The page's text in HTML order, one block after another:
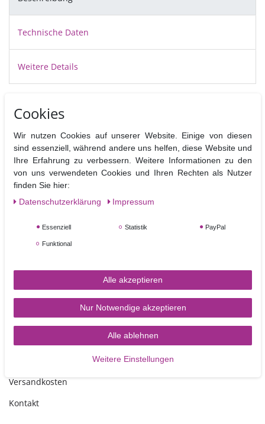
Technische Daten
Weitere Details
Blumenbouquet in Girlandenform, dekorieren Sie schnell und
Cupcakes.
Die Form ist sowohl tiefkühl- als auch backofenfest ( bis 220°C) .
Material: lebensmittelechtes Silikon
Größe der Form: 8 x 5x 0,8 cm
TORTEN-KRAM
Versandkosten
Kontakt
Cookies
Wir nutzen Cookies auf unserer Website. Einige von diesen
sind essenziell, während andere uns helfen, diese Website und
Ihre Erfahrung zu verbessern. Weitere Informationen zu den
von uns verwendeten Cookies und Ihren Rechten als Nutzer
finden Sie hier:
Daten­schutz­erklärung
Impressum
Essenziell Statistik PayPal
Funktional
Alle akzeptieren
Nur Notwendige akzeptieren
Alle ablehnen
Weitere Einstellungen